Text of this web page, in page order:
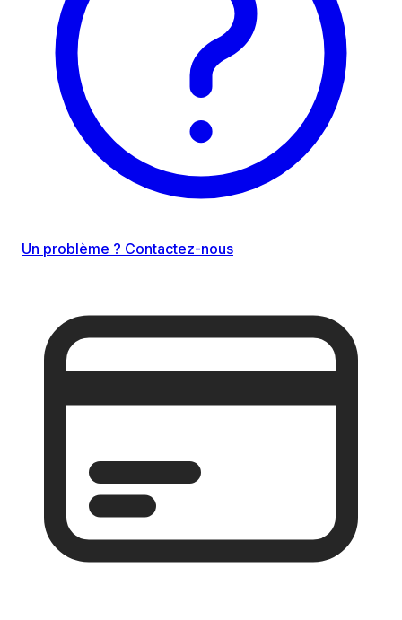
Un problème ? Contactez-nous